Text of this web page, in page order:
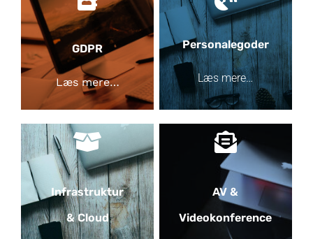
GDPR
Læs mere…
Personalegoder
Læs mere…
Infrastruktur
& Cloud
AV &
Videokonference